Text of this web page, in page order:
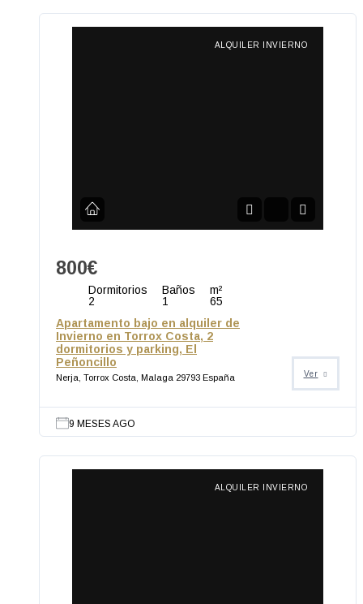
ALQUILER INVIERNO
800€
Dormitorios
2
Baños
1
m²
65
Apartamento bajo en alquiler de
Invierno en Torrox Costa, 2
dormitorios y parking, El
Peñoncillo
Nerja, Torrox Costa, Malaga 29793 España Ver
9 MESES AGO
ALQUILER INVIERNO